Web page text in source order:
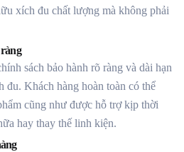
xích đu chất lượng mà không phải
sách bảo hành rõ ràng và dài hạn
đu. Khách hàng hoàn toàn có thể
cũng như được hỗ trợ kịp thời
hay thay thế linh kiện.